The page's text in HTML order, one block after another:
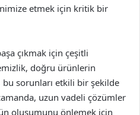
etmek için kritik bir
çıkmak için çeşitli
doğru ürünlerin
bu sorunları etkili bir şekilde
uzun vadeli çözümler
oluşumunu önlemek için